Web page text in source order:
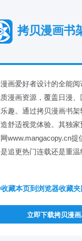
拷贝漫画书
画爱好者设计的全能
漫画资源，覆盖日漫
趣。通过拷贝漫画书
舒适视觉体验。其独
www.mangacopy.cn
追更热门连载还是重
藏本页到浏览器收藏夹
立即下载拷贝漫